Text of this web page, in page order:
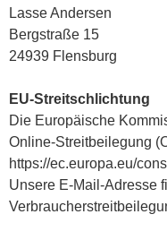
Lasse Andersen
Bergstraße 15
24939 Flensburg
EU-Streitschlichtung
Die Europäische
Online-Streitbeilegung
https://ec.europa.eu/
Unsere E-Mail-Adresse